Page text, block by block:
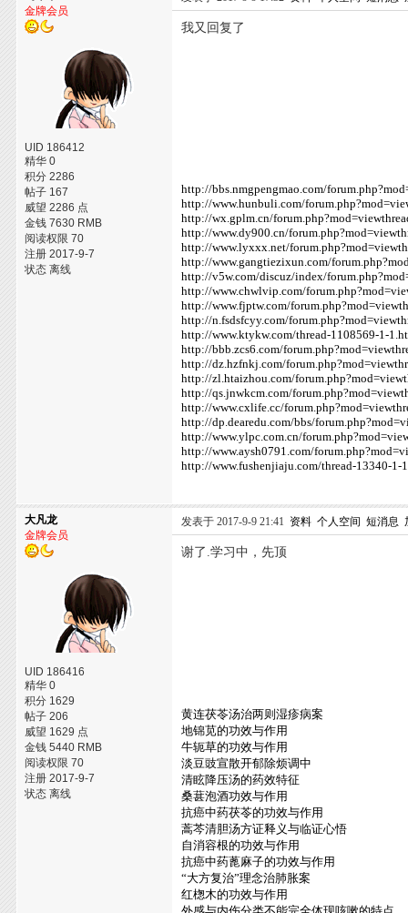
金牌会员
UID 186412
精华 0
积分 2286
帖子 167
威望 2286 点
金钱 7630 RMB
阅读权限 70
注册 2017-9-7
状态 离线
我又回复了
http://bbs.nmgpengmao.com/
http://www.hunbuli.com/
http://wx.gplm.cn/
http://www.dy900.cn/
http://www.lyxxx.net/
http://www.gangtiezixun.com/
http://v5w.com/discuz/index/
http://www.chwlvip.com/
http://www.fjptw.com/
http://n.fsdsfcyy.com/
http://www.ktykw.com/thread-1108569-1-
http://bbb.zcs6.com/
http://dz.hzfnkj.com/
http://zl.htaizhou.com/
http://qs.jnwkcm.com/
http://www.cxlife.cc/
http://dp.dearedu.com/bbs/
http://www.ylpc.com.cn/
http://www.aysh0791.com/
http://www.fushenjiaju.com/thread-13340-1-
大凡龙
金牌会员
UID 186416
精华 0
积分 1629
帖子 206
威望 1629 点
金钱 5440 RMB
阅读权限 70
注册 2017-9-7
状态 离线
发表于 2017-9-9 21:41 资料 个人空间 短消息
谢了.学习中，先顶
黄连茯苓汤治两则湿疹病案
地锦苋的功效与作用
牛轭草的功效与作用
淡豆豉宣散开郁除烦调中
清眩降压汤的药效特征
桑葚泡酒功效与作用
抗癌中药茯苓的功效与作用
蒿芩清胆汤方证释义与临证心悟
自消容根的功效与作用
抗癌中药蓖麻子的功效与作用
“大方复治”理念治肺胀案
红楤木的功效与作用